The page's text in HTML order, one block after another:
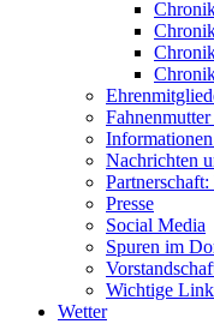
Nachrichten
Presse
Social Media
Spuren im
Wichtige
Wetter